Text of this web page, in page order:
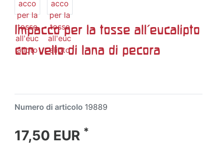
Impacco per la tosse all'eucalipto
con vello di lana di pecora
Numero di articolo 19889
17,50 EUR *